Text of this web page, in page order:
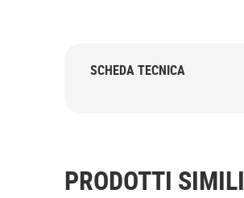
SCHEDA TECNICA
PRODOTTI SIMILI